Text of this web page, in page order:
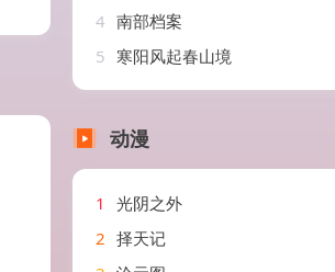
4 南部档案
5 寒阳风起春山境
动漫
1
光阴之外
2 择天记